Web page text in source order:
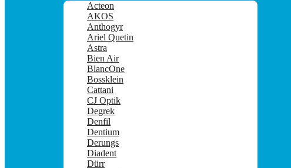
Acteon
AKOS
Anthogyr
Ariel Quetin
Astra
Bien Air
BlancOne
Bossklein
Cattani
CJ Optik
Degrek
Denfil
Dentium
Derungs
Diadent
Dürr